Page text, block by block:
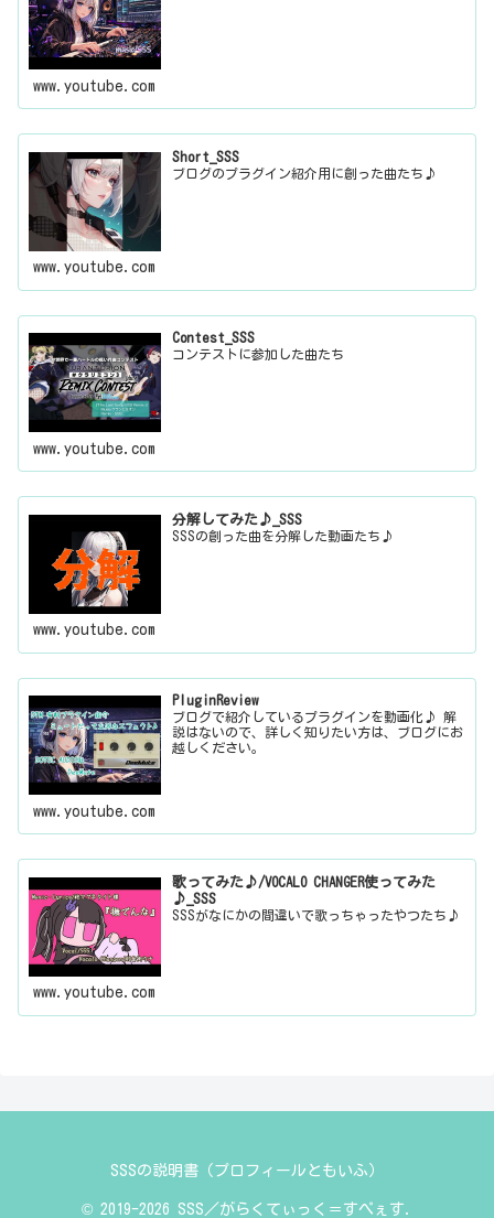
www.youtube.com
Short_SSS
ブログのプラグイン紹介用に創った曲たち♪
www.youtube.com
Contest_SSS
コンテストに参加した曲たち
www.youtube.com
分解してみた♪_SSS
SSSの創った曲を分解した動画たち♪
www.youtube.com
PluginReview
ブログで紹介しているプラグインを動画化♪ 解
説はないので、詳しく知りたい方は、ブログにお
越しください。
www.youtube.com
歌ってみた♪/VOCALO CHANGER使ってみた
♪_SSS
SSSがなにかの間違いで歌っちゃったやつたち♪
www.youtube.com
SSSの説明書（プロフィールともいふ）
© 2019-2026 SSS／がらくてぃっく＝すぺぇす.